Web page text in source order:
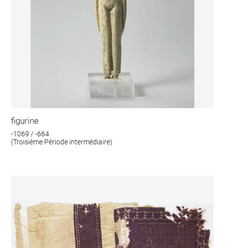
figurine
-1069 / -664
(Troisième Période intermédiaire)